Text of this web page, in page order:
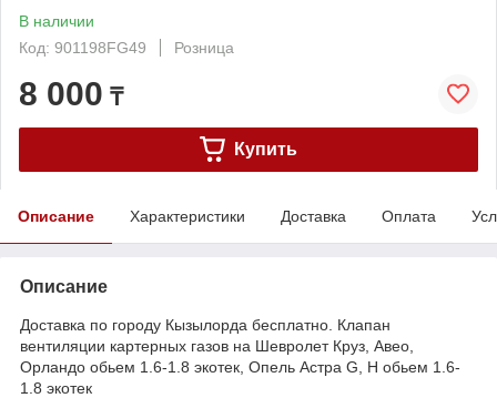
В наличии
Код: 901198FG49
Розница
8 000 ₸
Купить
Описание Характеристики Доставка Оплата
Описание
Доставка по городу Кызылорда бесплатно. Клапан
вентиляции картерных газов на Шевролет Круз, Авео,
Орландо обьем 1.6-1.8 экотек, Опель Астра G, H обьем 1.6-
1.8 экотек